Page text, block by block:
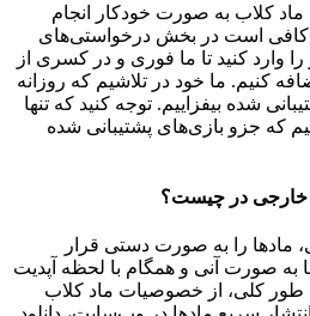
کلاب به صورت خودکار انجام
کافی است در بخش درخواستی‌های
وارد کنید تا ما فوری و در کسری از
کنیم. ما خود در تلاشیم که روزانه
شده بیفزاییم. توجه کنید که تنها
که جزو بازی‌های پشتیبانی شده
خارجی در چیست؟
مادها را به صورت دستی قرار
به صورت آنی و همگام با لحظه آپدیت
طور کلی، از خصوصیات ماد کلاب